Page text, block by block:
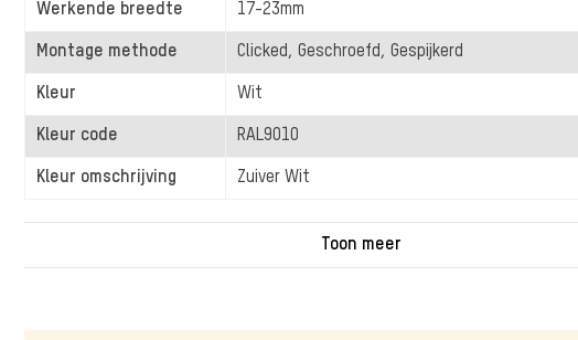
Werkende breedte 17-23mm
Montage methode Clicked, Geschroefd, Gespijkerd
Kleur Wit
Kleur code RAL9010
Kleur omschrijving Zuiver Wit